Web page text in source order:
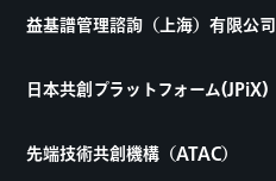
益基譜管理諮詢（上海）有限公司
日本共創プラットフォーム(JPiX)
先端技術共創機構（ATAC）